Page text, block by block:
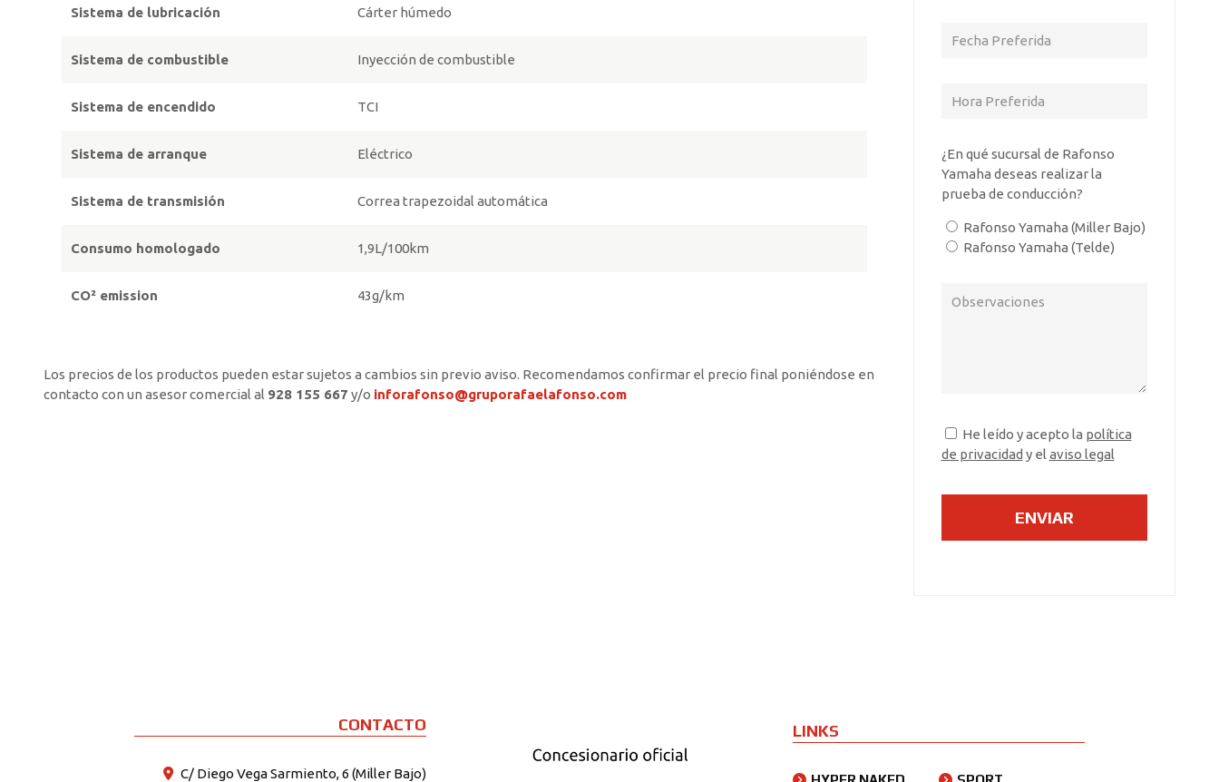
Sistema de lubricación Cárter húmedo
Sistema de combustible Inyección de combustible
Sistema de encendido TCI
Sistema de arranque Eléctrico
Sistema de transmisión Correa trapezoidal automática
Consumo homologado 1,9L/100km
CO² emission 43g/km
Los precios de los productos pueden estar sujetos a cambios sin previo aviso. Recomendamos confirmar el precio final poniéndose en
contacto con un asesor comercial al 928 155 667 y/o inforafonso@gruporafaelafonso.com
¿En qué sucursal de Rafonso
Yamaha deseas realizar la
prueba de conducción?
Rafonso Yamaha (Miller Bajo)
Rafonso Yamaha (Telde)
He leído y acepto la política
de privacidad y el aviso legal
CONTACTO
C/ Diego Vega Sarmiento, 6 (Miller Bajo)
LINKS